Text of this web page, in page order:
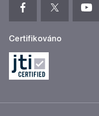
Certifikováno